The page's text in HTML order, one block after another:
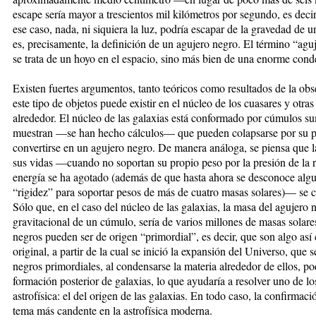
escape sería mayor a trescientos mil kilómetros por segundo, es
ese caso, nada, ni siquiera la luz, podría escapar de la gravedad de
es, precisamente, la definición de un agujero negro. El término
se trata de un hoyo en el espacio, sino más bien de una enorme
Existen fuertes argumentos, tanto teóricos como resultados de la
este tipo de objetos puede existir en el núcleo de los cuasares y
alrededor. El núcleo de las galaxias está conformado por cúmulos
muestran —se han hecho cálculos— que pueden colapsarse por su
convertirse en un agujero negro. De manera análoga, se piensa que
sus vidas —cuando no soportan su propio peso por la presión de la
energía se ha agotado (además de que hasta ahora se desconoce
“rigidez” para soportar pesos de más de cuatro masas solares)— se
Sólo que, en el caso del núcleo de las galaxias, la masa del agujero
gravitacional de un cúmulo, sería de varios millones de masas
negros pueden ser de origen “primordial”, es decir, que son algo
original, a partir de la cual se inició la expansión del Universo, que
negros primordiales, al condensarse la materia alrededor de ellos,
formación posterior de galaxias, lo que ayudaría a resolver uno de
astrofísica: el del origen de las galaxias. En todo caso, la
tema más candente en la astrofísica moderna.